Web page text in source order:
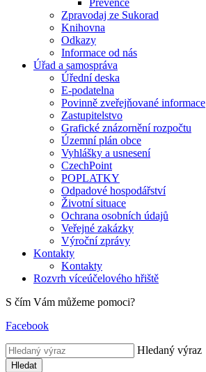
Prevence
Zpravodaj ze Sukorad
Knihovna
Odkazy
Informace od nás
Úřad a samospráva
Úřední deska
E-podatelna
Povinně zveřejňované informace
Zastupitelstvo
Grafické znázornění rozpočtu
Územní plán obce
Vyhlášky a usnesení
CzechPoint
POPLATKY
Odpadové hospodářství
Životní situace
Ochrana osobních údajů
Veřejné zakázky
Výroční zprávy
Kontakty
Kontakty
Rozvrh víceúčelového hřiště
S čím Vám můžeme pomoci?
Facebook
Hledaný výraz
Hledat